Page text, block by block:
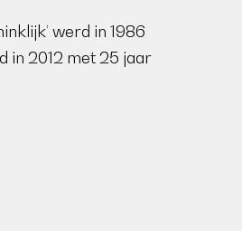
werd in 1986
in 2012 met 25 jaar